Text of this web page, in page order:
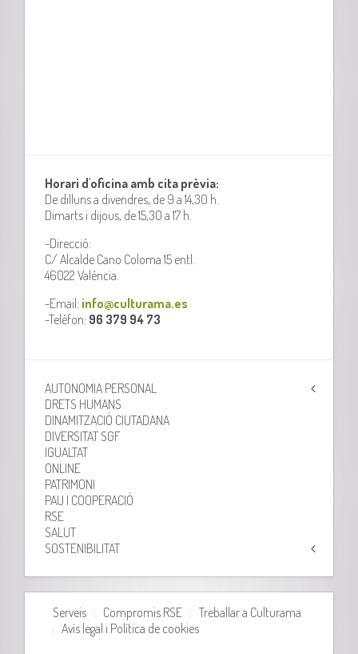
Horari d'oficina amb cita prèvia:
De dilluns a divendres, de 9 a 14,30 h.
Dimarts i dijous, de 15,30 a 17 h.
-Direcció:
C/ Alcalde Cano Coloma 15 entl.
46022 València.
-Email: info@culturama.es
-Telèfon: 96 379 94 73
AUTONOMIA PERSONAL
DRETS HUMANS
DINAMITZACIÓ CIUTADANA
DIVERSITAT SGF
IGUALTAT
ONLINE
PATRIMONI
PAU I COOPERACIÓ
RSE
SALUT
SOSTENIBILITAT
Serveis Compromis RSE
Treballar a Culturama
Avís legal i Política de cookies